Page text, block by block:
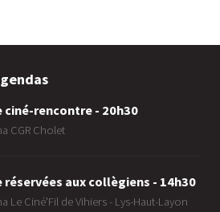
ciné-rencontre - 20h30
CGR Cholet
réservées aux collègiens - 14h30
Le Ciné'Fil de Vihiers - Lys-Haut-Layon